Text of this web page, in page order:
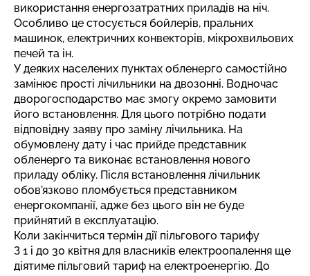
використання енергозатратних приладів на ніч.
Особливо це стосується бойлерів, пральних
машинок, електричних конвекторів, мікрохвильових
печей та ін.
У деяких населених пунктах обленерго самостійно
замінює прості лічильники на двозонні. Водночас
дворогосподарство має змогу окремо замовити
його встановлення. Для цього потрібно подати
відповідну заяву про заміну лічильника. На
обумовлену дату і час прийде представник
обленерго та виконає встановлення нового
приладу обліку. Після встановлення лічильник
обов'язково пломбується представником
енергокомпанії, адже без цього він не буде
прийнятий в експлуатацію.
Коли закінчиться термін дії пільгового тарифу
З 1 і до 30 квітня для власників електроопалення ще
діятиме пільговий тариф на електроенергію. До